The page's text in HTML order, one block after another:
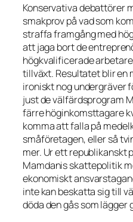
Konservativa debattörer
smakprov på vad som
straffa framgångmed
att jaga bort de
högkvalificerade
tillväxt. Resultatet blir en
ironiskt nog undergräver
just de välfärdsprogram
färre höginkomsttagare
komma att falla på
småföretagen, eller så
mer. Ur ett republikanskt
Mamdanis skattepolitik
ekonomiskt
inte kan beskatta sig till
döda den gås som lägger